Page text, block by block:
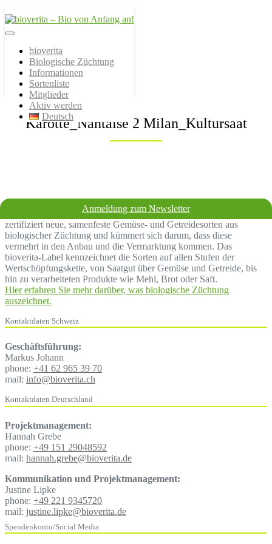
bioverita – Bio von
Anfang an!
Endprodukt
bioverita
Biologische Züchtung
Informationen
Sortenliste
Mitglieder
Aktiv werden
Deutsch
Karotte_Nantaise 2 Milan_Kultursaat
Anmeldung zum Newsletter
Bio sollte bereits bei der Züchtung beginnen! Der Verein bioverita
zertifiziert neue, samenfeste Gemüse- und Getreidesorten aus
biologischer Züchtung und kümmert sich darum, dass diese
vermehrt in den Anbau und die Vermarktung kommen. Das
bioverita-Label kennzeichnet die Sorten auf allen Stufen der
Wertschöpfungskette, von Saatgut über Gemüse und Getreide, bis
hin zu verarbeiteten Produkte wie Mehl, Brot oder Saft.
Hier erfahren Sie mehr darüber, was biologische Züchtung
auszeichnet.
Kontaktdaten Schweiz
Geschäftsführung:
Markus Johann
phone: +41 62 965 39 70
mail: info@bioverita.ch
Kontaktdaten Deutschland
Projektmanagement:
Hannah Grebe
phone: +49 151 29048592
mail: hannah.grebe@bioverita.de
Kommunikation und Projektmanagement:
Justine Lipke
phone: +49 221 9345720
mail: justine.lipke@bioverita.de
Spendenkonto/Social Media